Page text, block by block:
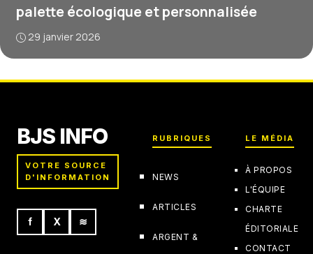
palette écologique et personnalisée
29 janvier 2026
BJS INFO
VOTRE SOURCE
D'INFORMATION
f X ≋
RUBRIQUES
NEWS
ARTICLES
ARGENT &
LE MÉDIA
À PROPOS
L'ÉQUIPE
CHARTE
ÉDITORIALE
CONTACT